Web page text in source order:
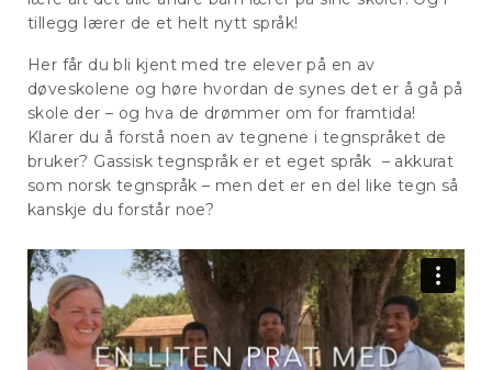
tillegg lærer de et helt nytt språk!
Her får du bli kjent med tre elever på en av
døveskolene og høre hvordan de synes det er å gå på
skole der – og hva de drømmer om for framtida!
Klarer du å forstå noen av tegnene i tegnspråket de
bruker? Gassisk tegnspråk er et eget språk – akkurat
som norsk tegnspråk – men det er en del like tegn så
kanskje du forstår noe?